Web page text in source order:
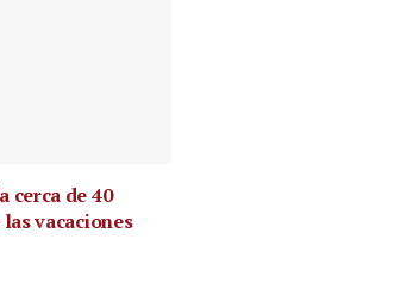
cerca de 40
vacaciones